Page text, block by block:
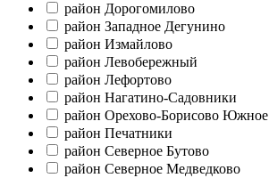
район Дорогомилово
район Западное Дегунино
район Измайлово
район Левобережный
район Лефортово
район Нагатино-Садовники
район Орехово-Борисово Южное
район Печатники
район Северное Бутово
район Северное Медведково